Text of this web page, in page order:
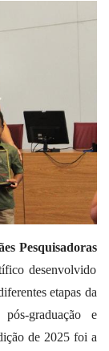
Pesquisadoras
desenvolvido
etapas da
graduação e
de 2025 foi a